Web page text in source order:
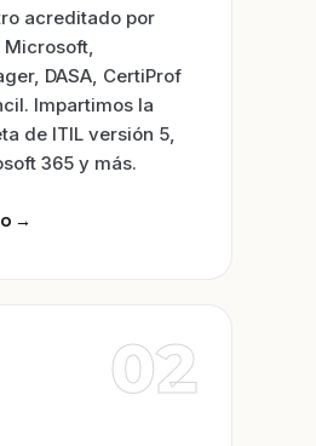
acreditado por
Microsoft,
DASA, CertiProf
Impartimos la
de ITIL versión 5,
365 y más.
→
02